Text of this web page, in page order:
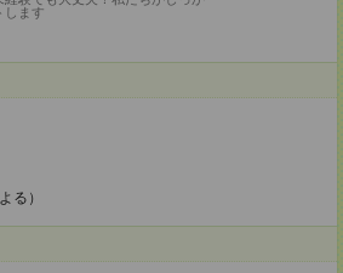
します
る）